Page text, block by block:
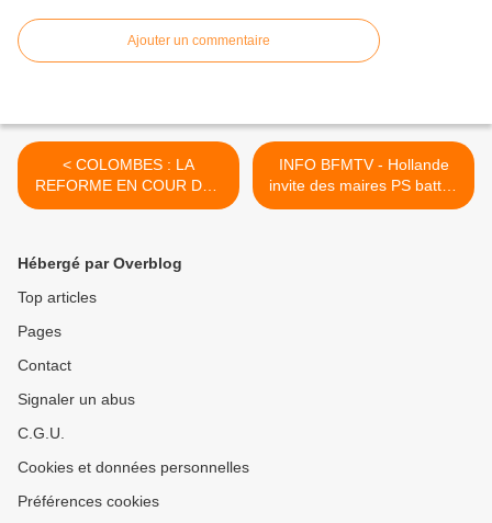
Ajouter un commentaire
< COLOMBES : LA
REFORME EN COUR DES
CONSEILS DE QUARTIER
INFO BFMTV - Hollande
invite des maires PS battus
aux municipales à l'Elysée >
Hébergé par Overblog
Top articles
Pages
Contact
Signaler un abus
C.G.U.
Cookies et données personnelles
Préférences cookies